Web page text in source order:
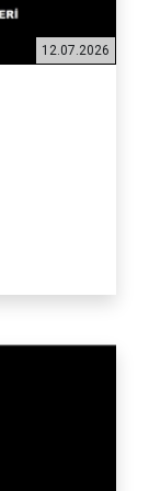
12.07.2026